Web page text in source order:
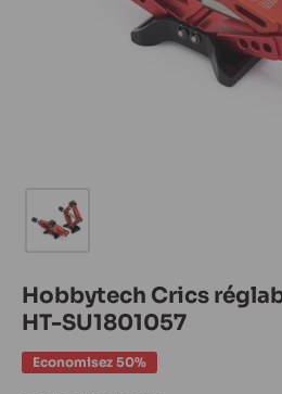
Hobbytech Crics
HT-SU1801057
Economisez 50%